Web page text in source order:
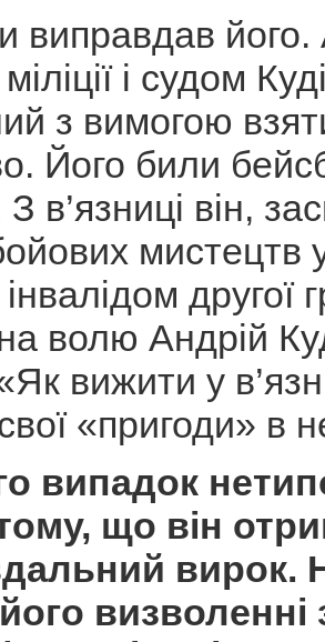
виправдав
і судом
з вимогою
Його били
в’язниці він,
мистецтв
другої
волю Андрій
вижити у
«пригоди» в
випадок
що він
вирок.
визволенні